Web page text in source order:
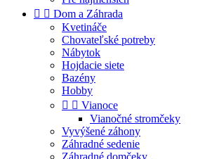
  Dom a Záhrada
Kvetináče
Chovateľské potreby
Nábytok
Hojdacie siete
Bazény
Hobby
  Vianoce
Vianočné stromčeky
Vyvýšené záhony
Záhradné sedenie
Záhradné domčeky .